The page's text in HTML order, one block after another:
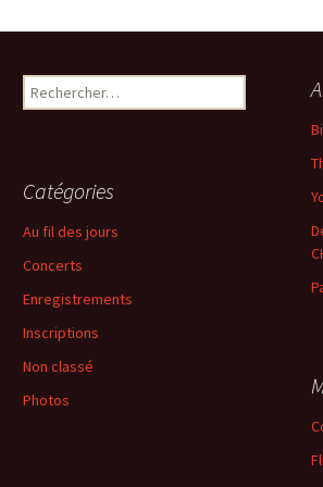
←
Rechercher :
Catégories
Au fil des jours
Concerts
Enregistrements
Inscriptions
Non classé
Photos